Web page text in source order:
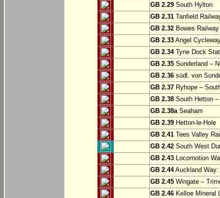
GB 2.29 South Hylton
GB 2.31 Tanfield
GB 2.32 Bowes
GB 2.33 Angel
GB 2.34Tyne Dock
GB 2.35 Sunderland –
GB 2.36 südl. von
GB 2.37 Ryhope –
GB 2.38 South Hetton
GB 2.38aSeaham
GB 2.39 Hetton-le-Hole
GB 2.41 Tees Valley
GB 2.42 South West
GB 2.43 Locomotion
GB 2.44Auckland Way:
GB 2.45 Wingate –
GB 2.46 Kelloe Mineral